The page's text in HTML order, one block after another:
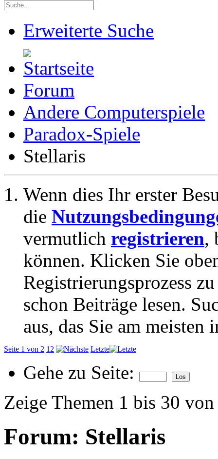
Erweiterte Suche
Forum
Andere Computerspiele
Paradox-Spiele
Stellaris
Wenn dies Ihr erster
die
vermutlich registrieren,
können. Klicken Sie
Registrierungsprozess
schon Beiträge lesen.
aus, das Sie am meisten
Seite 1 von 2 1 2 Letzte
Gehe zu Seite:
Zeige Themen 1 bis 30
Forum: Stellaris